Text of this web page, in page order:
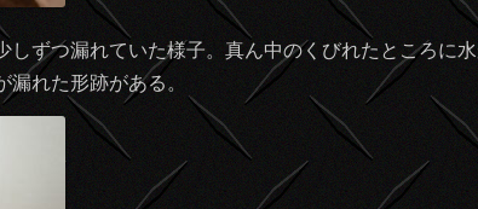
しずつ漏れていた様子。真ん中のくびれたところに
れた形跡がある。